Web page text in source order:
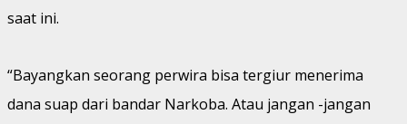
saat ini.
“Bayangkan seorang perwira bisa tergiur menerima
dana suap dari bandar Narkoba. Atau jangan -jangan